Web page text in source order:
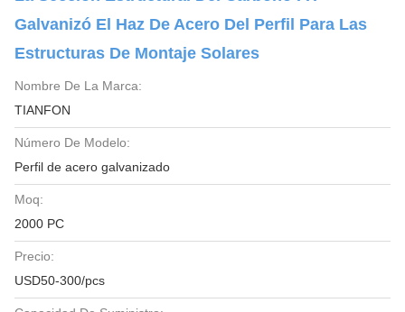
Galvanizó El Haz De Acero Del Perfil Para Las
Estructuras De Montaje Solares
Nombre De La Marca:
TIANFON
Número De Modelo:
Perfil de acero galvanizado
Moq:
2000 PC
Precio:
USD50-300/pcs